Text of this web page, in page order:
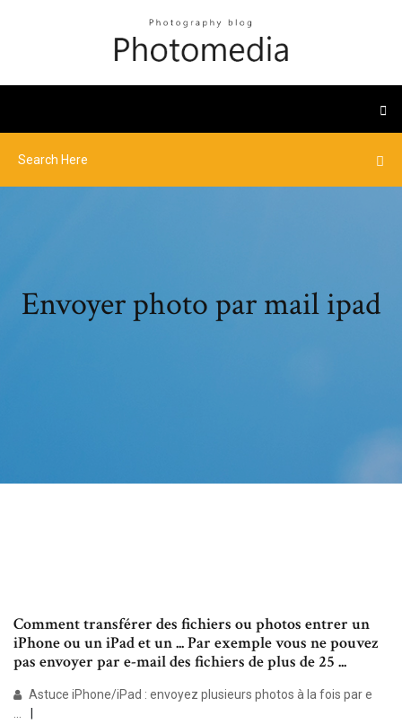
Envoyer photo par mail ipad
Comment transférer des fichiers ou photos entrer un
iPhone ou un iPad et un ... Par exemple vous ne pouvez
pas envoyer par e-mail des fichiers de plus de 25 ...
Astuce iPhone/iPad : envoyez plusieurs photos à la fois par e
...